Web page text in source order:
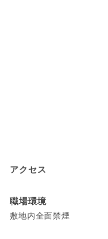
アクセス
職場環境
敷地内全面禁煙